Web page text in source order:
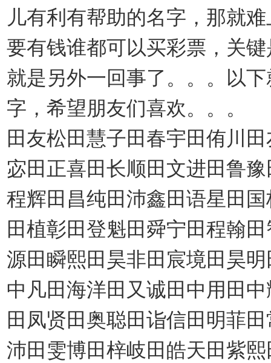
儿有利有帮助的名字，那就
要有钱谁都可以买彩票，关
就是另外一回事了。。。以
字，希望朋友们喜欢。。。
田友松田慧子田春宇田侑川
宓田正喜田长顺田文进田鲁
程辉田昌纯田沛鑫田语星田
田植彰田登魁田舜宁田程翰
源田瞬熙田昊非田宸境田昊
中凡田海洋田又诚田中用田
田凤贤田奥聪田诣信田明菲
沛田雯博田梓岐田皓天田紫